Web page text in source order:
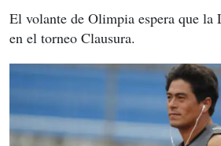
El volante de Olimpia espera que
en el torneo Clausura.